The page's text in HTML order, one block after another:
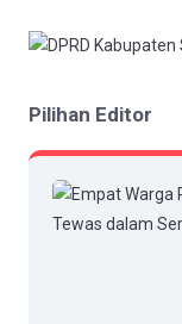
Pilihan Editor